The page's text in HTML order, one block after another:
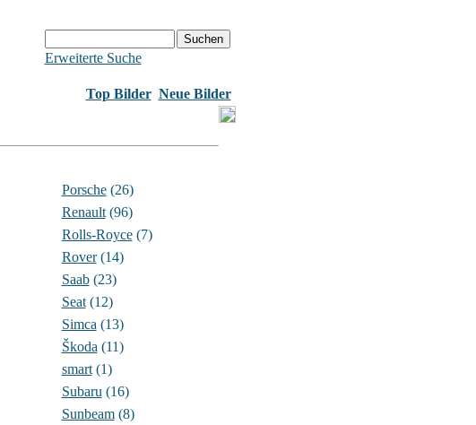
Erweiterte Suche
Top Bilder Neue Bilder
Porsche(26)
Renault(96)
Rolls-Royce(7)
Rover(14)
Saab(23)
Seat(12)
Simca (13)
Škoda (11)
smart(1)
Subaru (16)
Sunbeam(8)